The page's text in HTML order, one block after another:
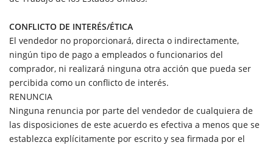
CONFLICTO DE INTERÉS/ÉTICA
El vendedor no proporcionará, directa o indirectamente,
ningún tipo de pago a empleados o funcionarios del
comprador, ni realizará ninguna otra acción que pueda ser
percibida como un conflicto de interés.
RENUNCIA
Ninguna renuncia por parte del vendedor de cualquiera de
las disposiciones de este acuerdo es efectiva a menos que se
establezca explícitamente por escrito y sea firmada por el